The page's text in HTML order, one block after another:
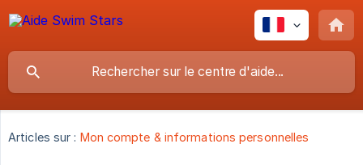
Articles sur : Mon compte & informations personnelles